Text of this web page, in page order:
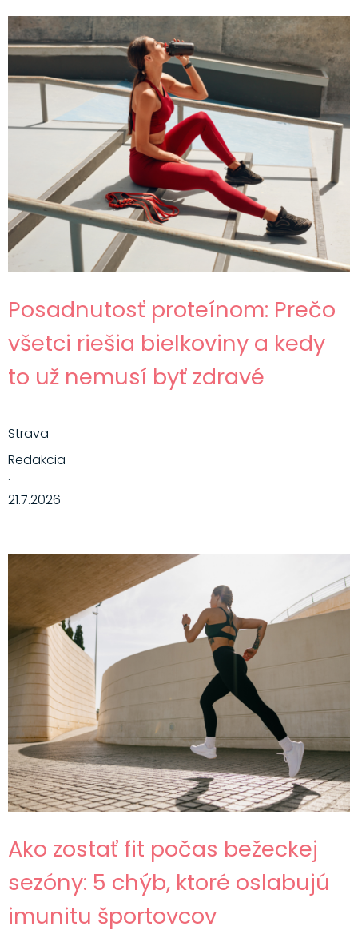
Posadnutosť proteínom: Prečo
všetci riešia bielkoviny a kedy
to už nemusí byť zdravé
Strava
Redakcia
·
21.7.2026
Ako zostať fit počas bežeckej
sezóny: 5 chýb, ktoré oslabujú
imunitu športovcov